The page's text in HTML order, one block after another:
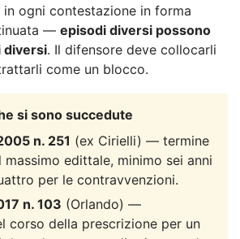
ogni contestazione in forma
— episodi diversi possono
diversi. Il difensore deve collocarli
come un blocco.
si sono succedute
n. 251 (ex Cirielli) — termine
edittale, minimo sei anni
per le contravvenzioni.
n. 103 (Orlando) —
corso della prescrizione per un